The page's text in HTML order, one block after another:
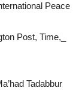
Peace
Post, Time,_
Tadabbur